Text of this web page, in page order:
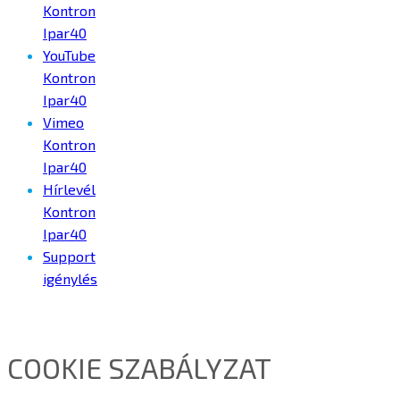
Kontron
Ipar40
YouTube
Kontron
Ipar40
Vimeo
Kontron
Ipar40
Hírlevél
Kontron
Ipar40
Support
igénylés
COOKIE SZABÁLYZAT